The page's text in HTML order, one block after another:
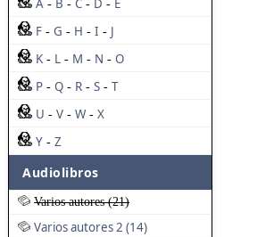
A - B - C - D - E
F - G - H - I - J
K - L - M - N - O
P - Q - R - S - T
U - V - W - X
Y - Z
Audiolibros
Varios autores (21)
Varios autores 2 (14)